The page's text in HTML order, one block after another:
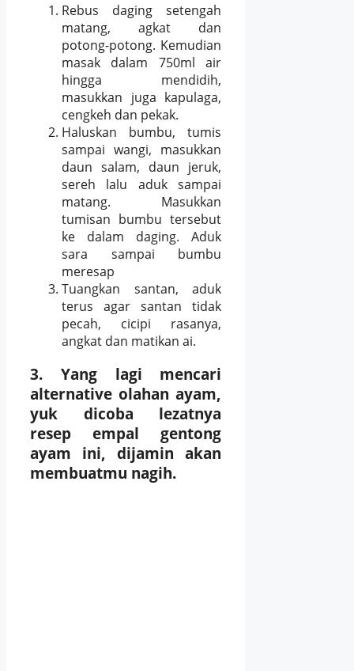
Rebus daging setengah
matang, agkat dan
potong-potong. Kemudian
masak dalam 750ml air
hingga mendidih,
masukkan juga kapulaga,
cengkeh dan pekak.
Haluskan bumbu, tumis
sampai wangi, masukkan
daun salam, daun jeruk,
sereh lalu aduk sampai
matang. Masukkan
tumisan bumbu tersebut
ke dalam daging. Aduk
sara sampai bumbu
meresap
Tuangkan santan, aduk
terus agar santan tidak
pecah, cicipi rasanya,
angkat dan matikan ai.
3. Yang lagi mencari
alternative olahan ayam,
yuk dicoba lezatnya
resep empal gentong
ayam ini, dijaminakan
membuatmu nagih.